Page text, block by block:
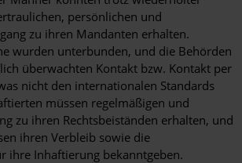
persönlichen und
zu ihren Mandanten erhalten.
wurden unterbunden, und die Behörden
überwachten Kontakt bzw. Kontakt per
nicht den internationalen Standards
müssen regelmäßigen und
zu ihren Rechtsbeiständen erhalten, und
ihren Verbleib sowie die
ihre Inhaftierung bekanntgeben.